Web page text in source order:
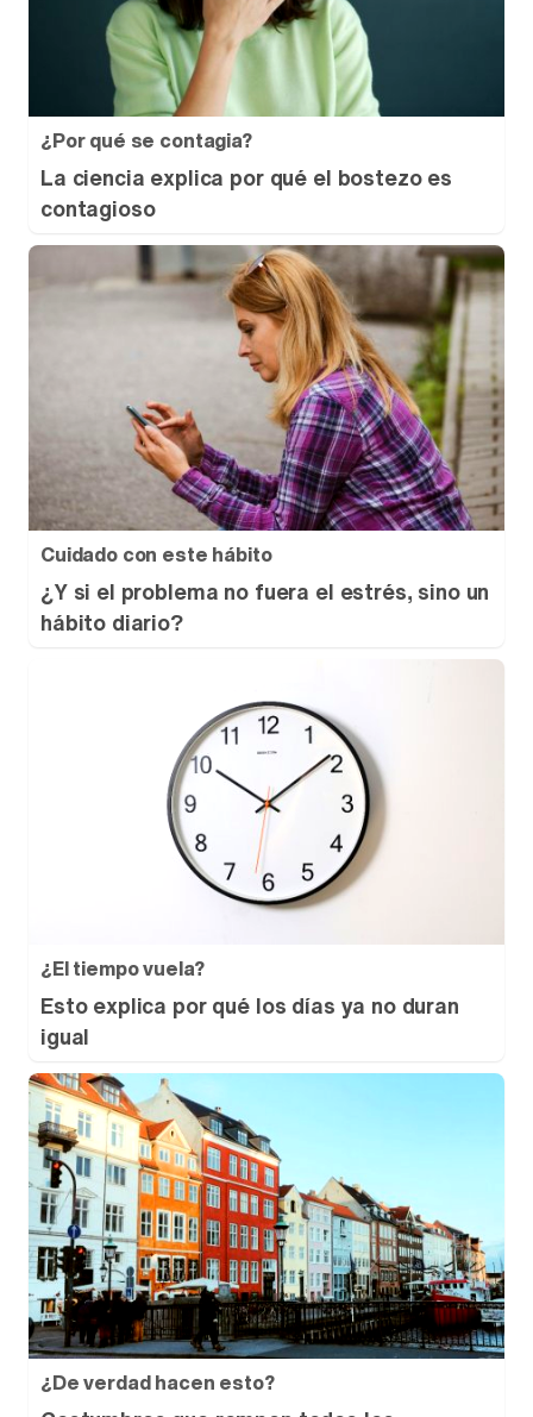
¿Por qué se contagia?
La ciencia explica por qué el bostezo es
contagioso
Cuidado con este hábito
¿Y si el problema no fuera el estrés, sino un
hábito diario?
¿El tiempo vuela?
Esto explica por qué los días ya no duran
igual
¿De verdad hacen esto?